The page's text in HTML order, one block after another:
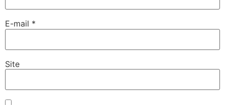
E-mail *
Site